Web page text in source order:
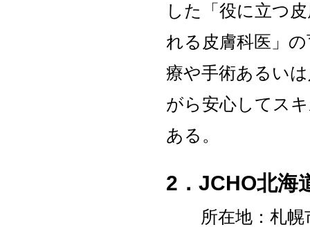
した「役に立つ
れる皮膚科医」
療や手術あるい
がら安心してス
ある。
2 ．JCHO北海
所在地：札幌